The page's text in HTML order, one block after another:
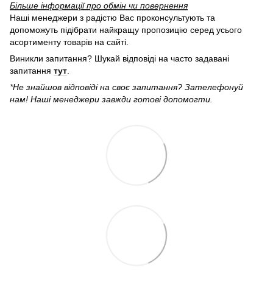
Більше інформації про обмін чи повернення
Наші менеджери з радістю Вас проконсультують та
допоможуть підібрати найкращу пропозицію серед усього
асортименту товарів на сайті.
Виникли запитання? Шукай відповіді на часто задавані
запитання тут
*Не знайшов відповіді на своє запитання? Зателефонуй
нам! Наші менеджери завжди готові допомогти.